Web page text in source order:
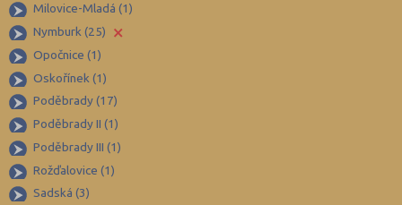
Havlíčkův Brod (82)
Hodonín (119)
Hradec Králové (139)
Cheb (61)
Chomutov (65)
Chrudim (88)
Jablonec nad Nisou (67)
Milovice-Mladá (1)
Nymburk (25)
×
Opočnice (1)
Oskořínek (1)
Poděbrady (17)
Poděbrady II (1)
Poděbrady III (1)
Rožďalovice (1)
Sadská (3)